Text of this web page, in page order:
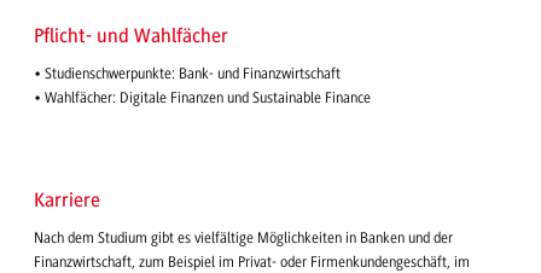
Pflicht- und Wahlfächer
• Studienschwerpunkte: Bank- und Finanzwirtschaft
• Wahlfächer: Digitale Finanzen und Sustainable Finance
Karriere
Nach dem Studium gibt es vielfältige Möglichkeiten in Banken und der
Finanzwirtschaft, zum Beispiel im Privat- oder Firmenkundengeschäft, im